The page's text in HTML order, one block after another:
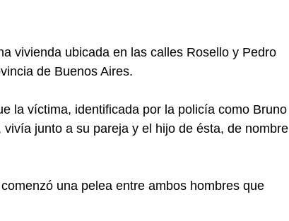
vivienda ubicada en las calles Rosello y Pedro
de Buenos Aires.
la víctima, identificada por la policía como Bruno
vivía junto a su pareja y el hijo de ésta, de nombre
una pelea entre ambos hombres que